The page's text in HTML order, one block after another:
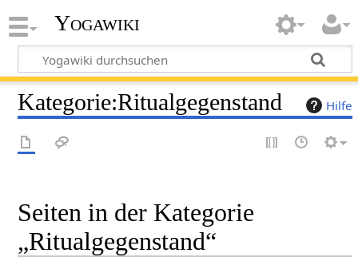
Yogawiki
Hilfe
Kategorie:Ritualgegenstand
Seiten in der Kategorie
„Ritualgegenstand“